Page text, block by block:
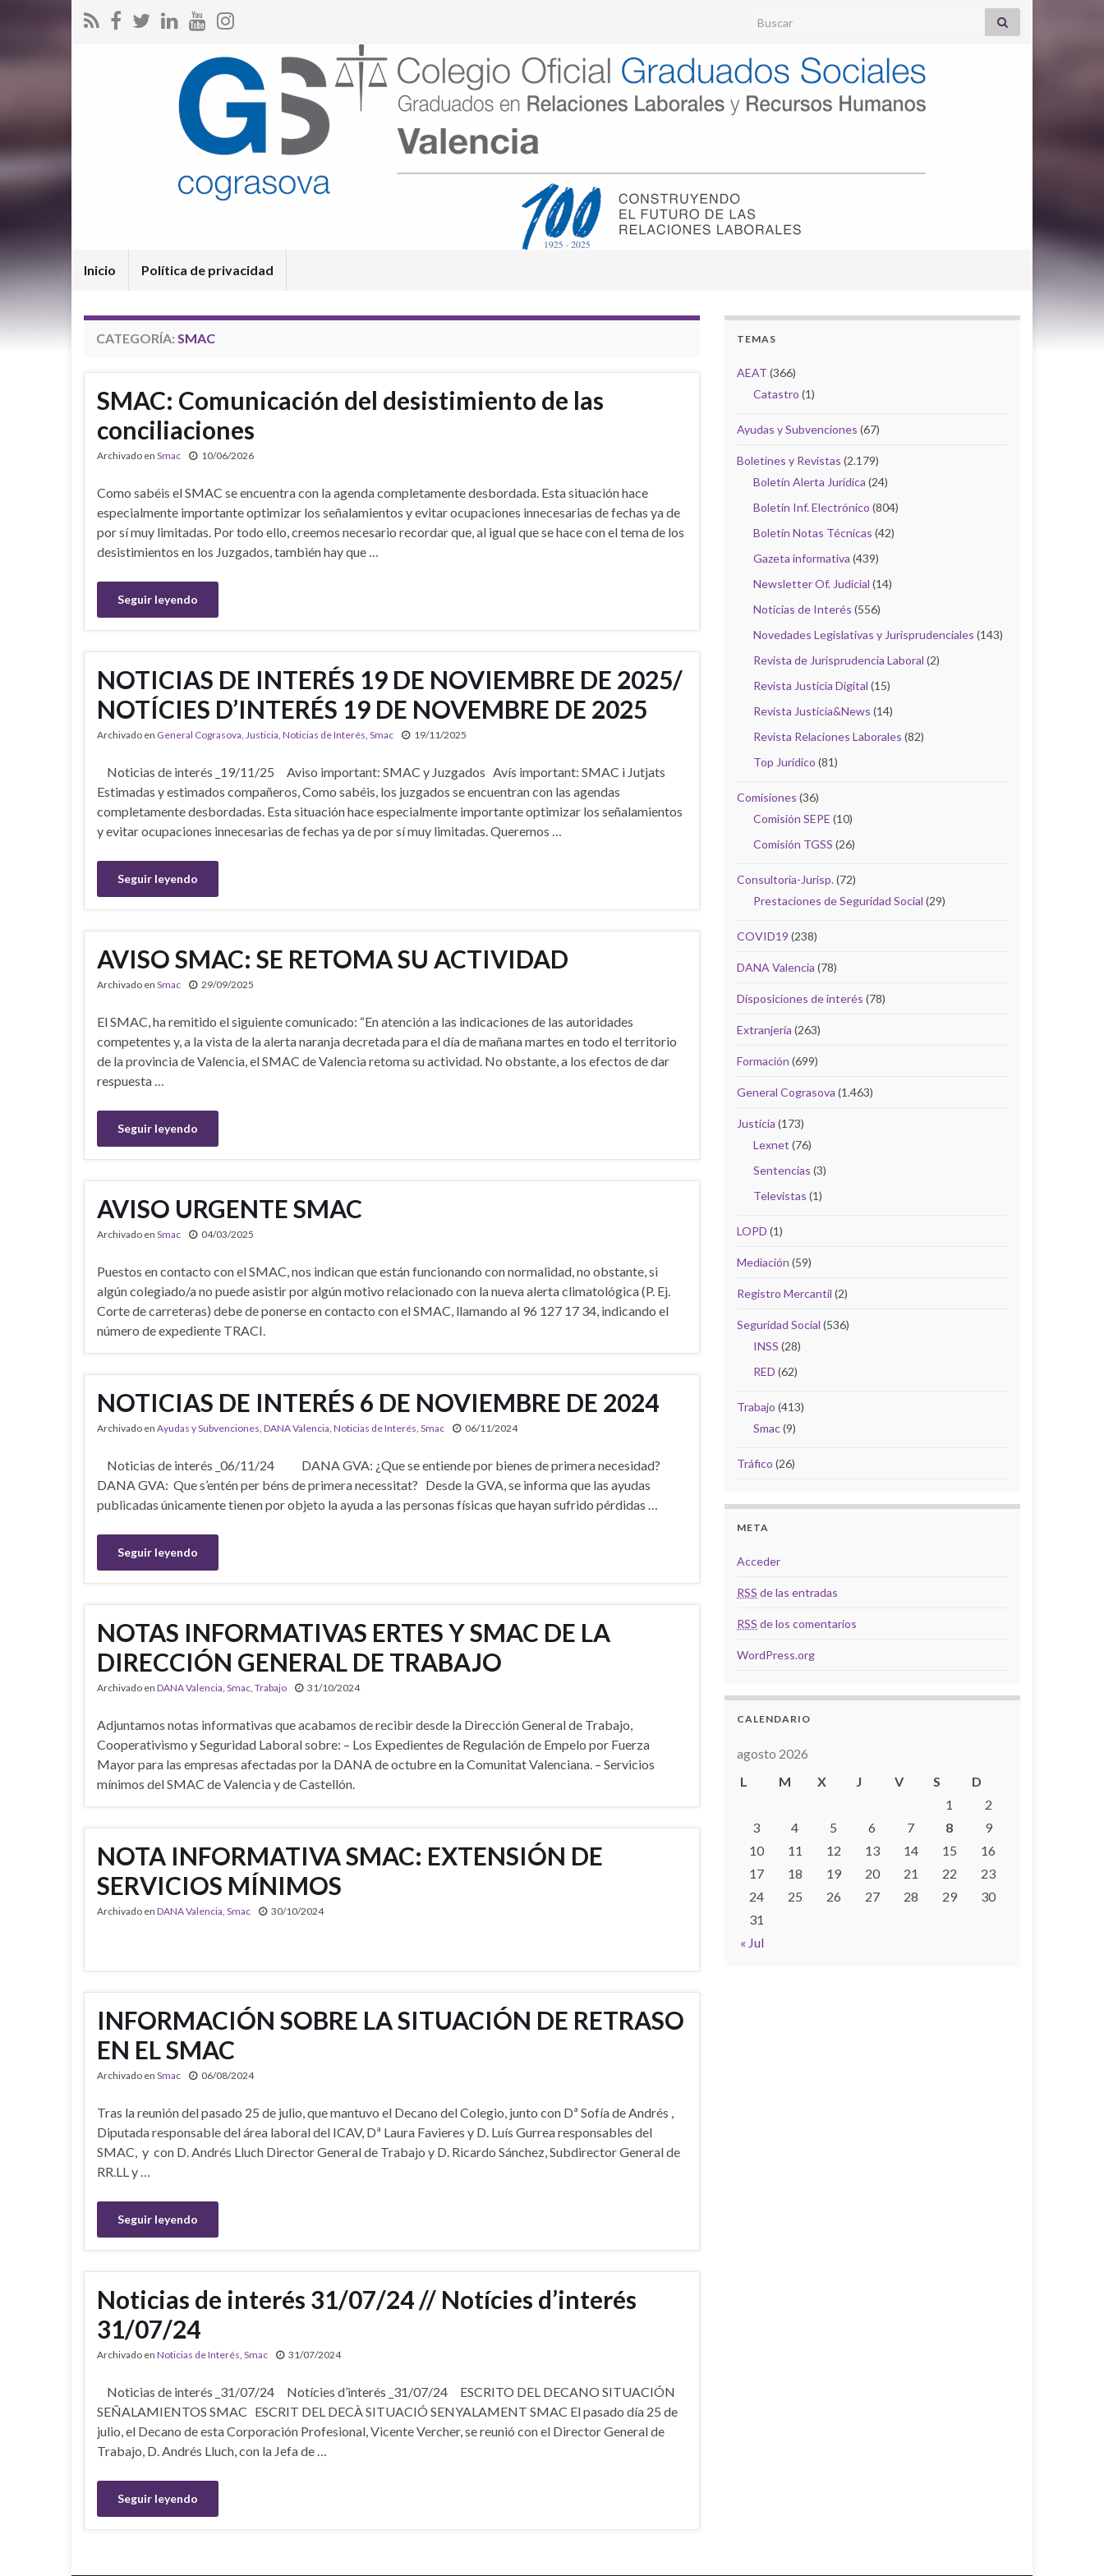
Search for:
Inicio Política de privacidad
CATEGORÍA: SMAC
SMAC: Comunicación del desistimiento de las
conciliaciones
Archivado en Smac 10/06/2026
Como sabéis el SMAC se encuentra con la agenda completamente desbordada. Esta situación hace
especialmente importante optimizar los señalamientos y evitar ocupaciones innecesarias de fechas ya de
por sí muy limitadas. Por todo ello, creemos necesario recordar que, al igual que se hace con el tema de los
desistimientos en los Juzgados, también hay que …
Seguir leyendo
NOTICIAS DE INTERÉS 19 DE NOVIEMBRE DE 2025/
NOTÍCIES D’INTERÉS 19 DE NOVEMBRE DE 2025
Archivado en General Cograsova, Justicia, Noticias de Interés, Smac 19/11/2025
Noticias de interés _19/11/25 Aviso important: SMAC y Juzgados Avís important: SMAC i Jutjats
Estimadas y estimados compañeros, Como sabéis, los juzgados se encuentran con las agendas
completamente desbordadas. Esta situación hace especialmente importante optimizar los señalamientos
y evitar ocupaciones innecesarias de fechas ya de por sí muy limitadas. Queremos …
Seguir leyendo
AVISO SMAC: SE RETOMA SU ACTIVIDAD
Archivado en Smac 29/09/2025
El SMAC, ha remitido el siguiente comunicado: “En atención a las indicaciones de las autoridades
competentes y, a la vista de la alerta naranja decretada para el día de mañana martes en todo el territorio
de la provincia de Valencia, el SMAC de Valencia retoma su actividad. No obstante, a los efectos de dar
respuesta …
Seguir leyendo
AVISO URGENTE SMAC
Archivado en Smac 04/03/2025
Puestos en contacto con el SMAC, nos indican que están funcionando con normalidad, no obstante, si
algún colegiado/a no puede asistir por algún motivo relacionado con la nueva alerta climatológica (P. Ej.
Corte de carreteras) debe de ponerse en contacto con el SMAC, llamando al 96 127 17 34, indicando el
número de expediente TRACI.
NOTICIAS DE INTERÉS 6 DE NOVIEMBRE DE 2024
Archivado en Ayudas y Subvenciones, DANA Valencia, Noticias de Interés, Smac 06/11/2024
Noticias de interés _06/11/24 DANA GVA: ¿Que se entiende por bienes de primera necesidad?
DANA GVA: Que s’entén per béns de primera necessitat? Desde la GVA, se informa que las ayudas
publicadas únicamente tienen por objeto la ayuda a las personas físicas que hayan sufrido pérdidas …
Seguir leyendo
NOTAS INFORMATIVAS ERTES Y SMAC DE LA
DIRECCIÓN GENERAL DE TRABAJO
Archivado en DANA Valencia, Smac, Trabajo 31/10/2024
Adjuntamos notas informativas que acabamos de recibir desde la Dirección General de Trabajo,
Cooperativismo y Seguridad Laboral sobre: – Los Expedientes de Regulación de Empelo por Fuerza
Mayor para las empresas afectadas por la DANA de octubre en la Comunitat Valenciana. – Servicios
mínimos del SMAC de Valencia y de Castellón.
NOTA INFORMATIVA SMAC: EXTENSIÓN DE
SERVICIOS MÍNIMOS
Archivado en DANA Valencia, Smac 30/10/2024
INFORMACIÓN SOBRE LA SITUACIÓN DE RETRASO
EN EL SMAC
Archivado en Smac 06/08/2024
Tras la reunión del pasado 25 de julio, que mantuvo el Decano del Colegio, junto con Dª Sofía de Andrés ,
Diputada responsable del área laboral del ICAV, Dª Laura Favieres y D. Luís Gurrea responsables del
SMAC, y con D. Andrés Lluch Director General de Trabajo y D. Ricardo Sánchez, Subdirector General de
RR.LL y …
Seguir leyendo
Noticias de interés 31/07/24 // Notícies d’interés
31/07/24
Archivado en Noticias de Interés, Smac 31/07/2024
Noticias de interés _31/07/24 Notícies d’interés _31/07/24 ESCRITO DEL DECANO SITUACIÓN
SEÑALAMIENTOS SMAC ESCRIT DEL DECÀ SITUACIÓ SENYALAMENT SMAC El pasado día 25 de
julio, el Decano de esta Corporación Profesional, Vicente Vercher, se reunió con el Director General de
Trabajo, D. Andrés Lluch, con la Jefa de …
Seguir leyendo
TEMAS
AEAT (366)
Catastro (1)
Ayudas y Subvenciones (67)
Boletines y Revistas (2.179)
Boletín Alerta Jurídica (24)
Boletín Inf. Electrónico (804)
Boletín Notas Técnicas (42)
Gazeta informativa (439)
Newsletter Of. Judicial (14)
Noticias de Interés (556)
Novedades Legislativas y Jurisprudenciales (143)
Revista de Jurisprudencia Laboral (2)
Revista Justicia Digital (15)
Revista Justicia&News (14)
Revista Relaciones Laborales (82)
Top Jurídico (81)
Comisiones (36)
Comisión SEPE (10)
Comisión TGSS (26)
Consultoría-Jurisp.(72)
Prestaciones de Seguridad Social (29)
COVID19 (238)
DANA Valencia (78)
Disposiciones de interés (78)
Extranjería (263)
Formación (699)
General Cograsova (1.463)
Justicia (173)
Lexnet (76)
Sentencias (3)
Televistas (1)
LOPD (1)
Mediación (59)
Registro Mercantil (2)
Seguridad Social (536)
INSS (28)
RED (62)
Trabajo (413)
Smac(9)
Tráfico (26)
META
Acceder
RSS de las entradas
RSS de los comentarios
WordPress.org
CALENDARIO
agosto 2026
L
M X J V S D
« Jul
1
2
3
4 5 6 7 8
9
10
11 12 13 14 15
16
17
18 19 20 21 22
23
24
25 26 27 28 29
30
31